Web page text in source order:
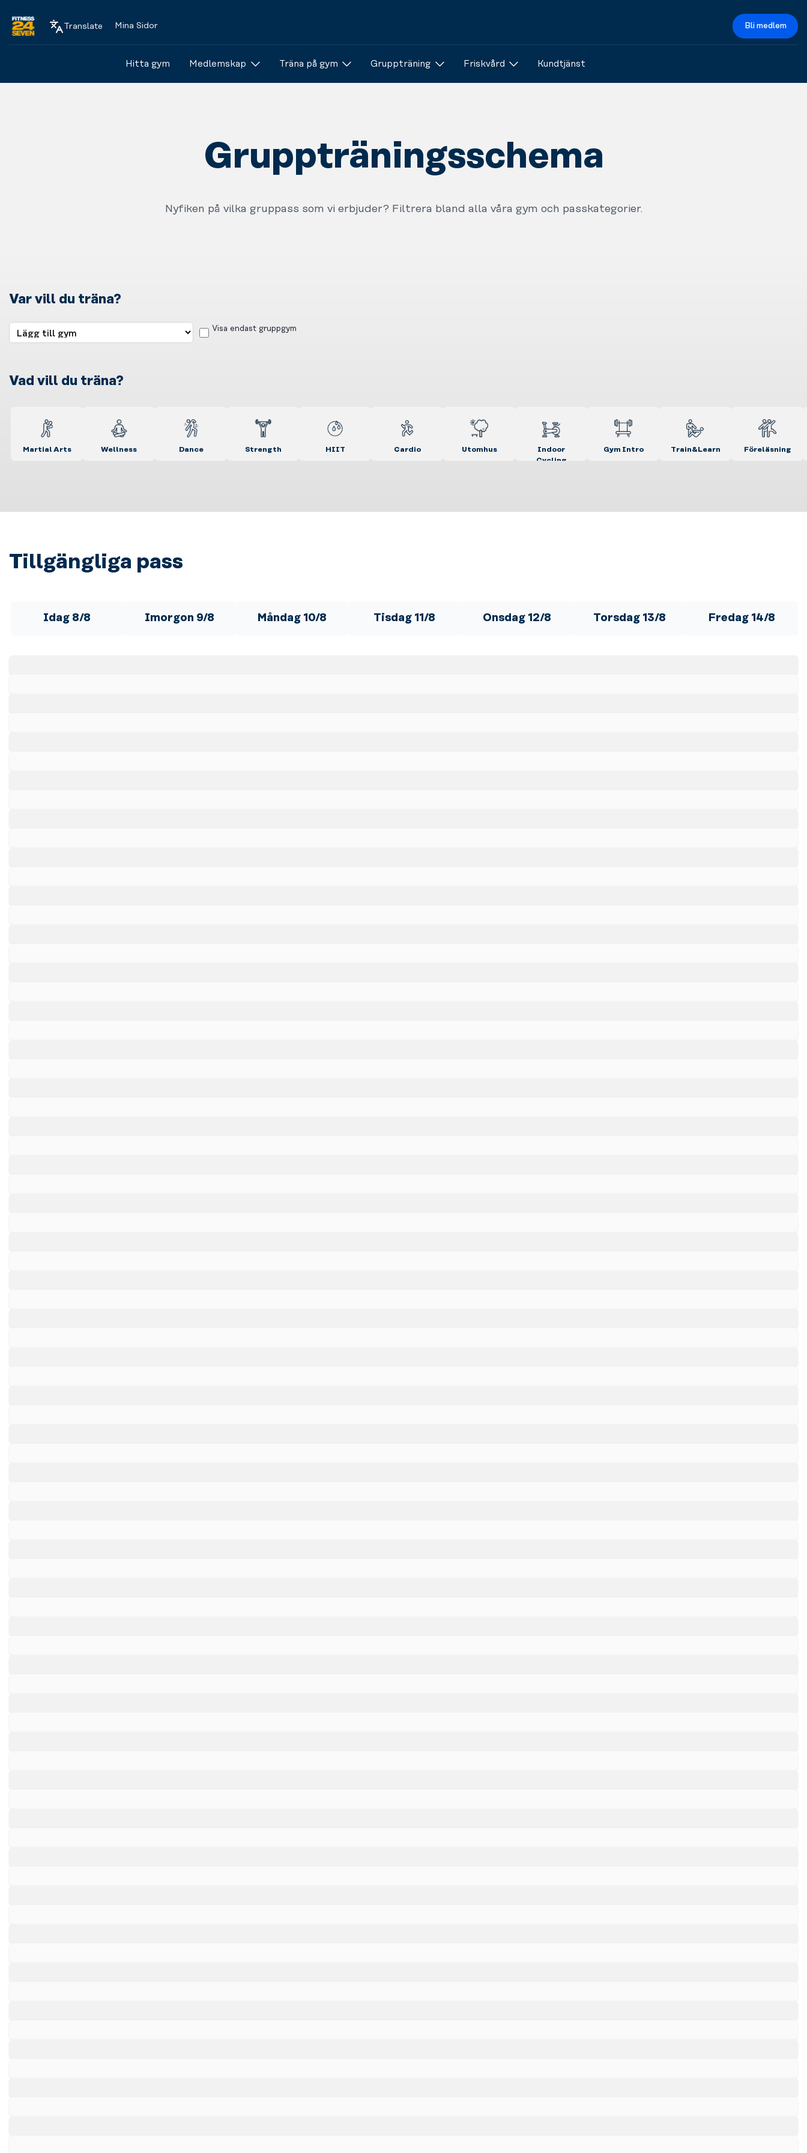
Logo
Bli medlem
Translate Mina Sidor
Hitta gym Medlemskap Träna på gym Gruppträning Friskvård Kundtjänst
Gruppträningsschema
Nyfiken på vilka gruppass som vi erbjuder? Filtrera bland alla våra gym och passkategorier.
Var vill du träna?
Visa endast gruppgym
Vad vill du träna?
Martial Arts Wellness Dance Strength HIIT Cardio Utomhus
Indoor
Cycling
Gym Intro Train&Learn Föreläsning
Tillgängliga pass
Idag 8/8 Imorgon 9/8 Måndag 10/8 Tisdag 11/8 Onsdag 12/8 Torsdag 13/8 Fredag 14/8